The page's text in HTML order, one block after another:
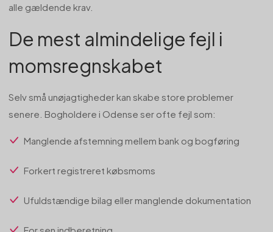
alle gældende krav.
De mest almindelige fejl i
momsregnskabet
Selv små unøjagtigheder kan skabe store problemer
senere. Bogholdere i Odense ser ofte fejl som:
Manglende afstemning mellem bank og bogføring
Forkert registreret købsmoms
Ufuldstændige bilag eller manglende dokumentation